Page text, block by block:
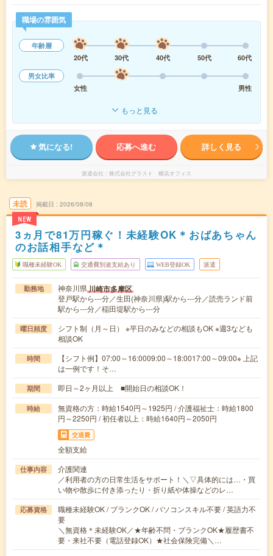
職場の雰囲気
年齢層
20代
30代 40代 50代
60代
男女比率
女性
男性
もっと見る
気になる! 応募へ進む 詳しく見る
派遣会社 株式会社グラスト 横浜オフィス
未読
NEW
掲載日 2026/08/08
3ヵ月で81万円稼ぐ！未経験OK＊おばあちゃん
のお話相手など＊
職種未経験OK 交通費別途支給あり WEB登録OK 派遣
勤務地 神奈川県川崎市多摩区
登戸駅から---分／生田(神奈川県)駅から---分／読売ランド前
駅から---分／稲田堤駅から---分
曜日頻度
シフト制（月～日） ※平日のみなどの相談もOK ※週3なども
相談OK
時間
【シフト例】07:00～16:0009:00～18:0017:00～09:00※ 上記
は一例です！そ…
期間 即日～2ヶ月以上 ■開始日の相談OK！
時給
無資格の方：時給1540円～1925円 / 介護福祉士：時給1800
円～2250円 / 初任者以上：時給1640円～2050円
交通費
全額支給
仕事内容
介護関連
／利用者の方の日常生活をサポート！＼▽具体的には…・買
い物や散歩に付き添ったり・折り紙や体操などのレ…
応募資格
職種未経験OK / ブランクOK / パソコンスキル不要 / 英語力不
要
＼無資格＊未経験OK／★年齢不問・ブランクOK★履歴書不
要・来社不要（電話登録OK）★社会保険完備＼…